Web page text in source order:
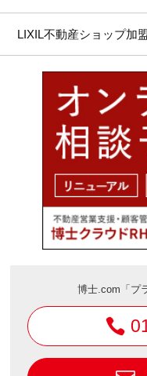
LIXIL不動産ショップ加
博士.com「プ